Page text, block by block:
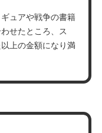
ュアや戦争の書籍
せたところ、ス
上の金額になり満